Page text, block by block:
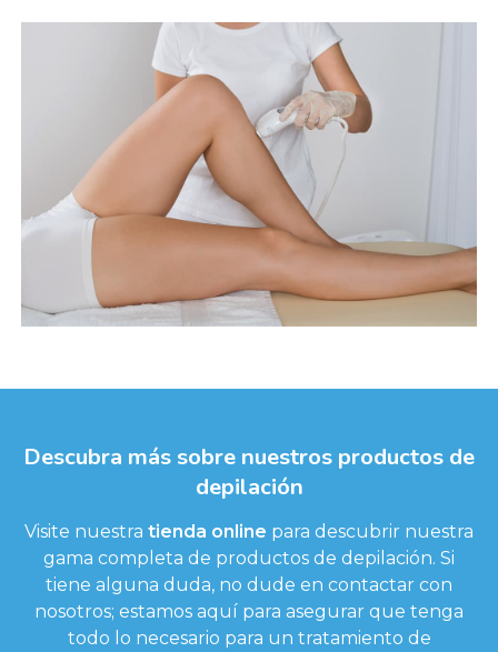
Descubra más sobre nuestros productos de
depilación
Visite nuestra tienda online para descubrir nuestra
gama completa de productos de depilación. Si
tiene alguna duda, no dude en contactar con
nosotros; estamos aquí para asegurar que tenga
todo lo necesario para un tratamiento de